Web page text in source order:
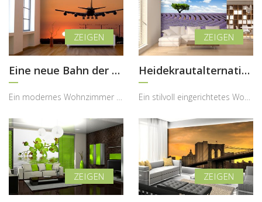
Eine neue Bahn der Dekoration Heidekrautalternative